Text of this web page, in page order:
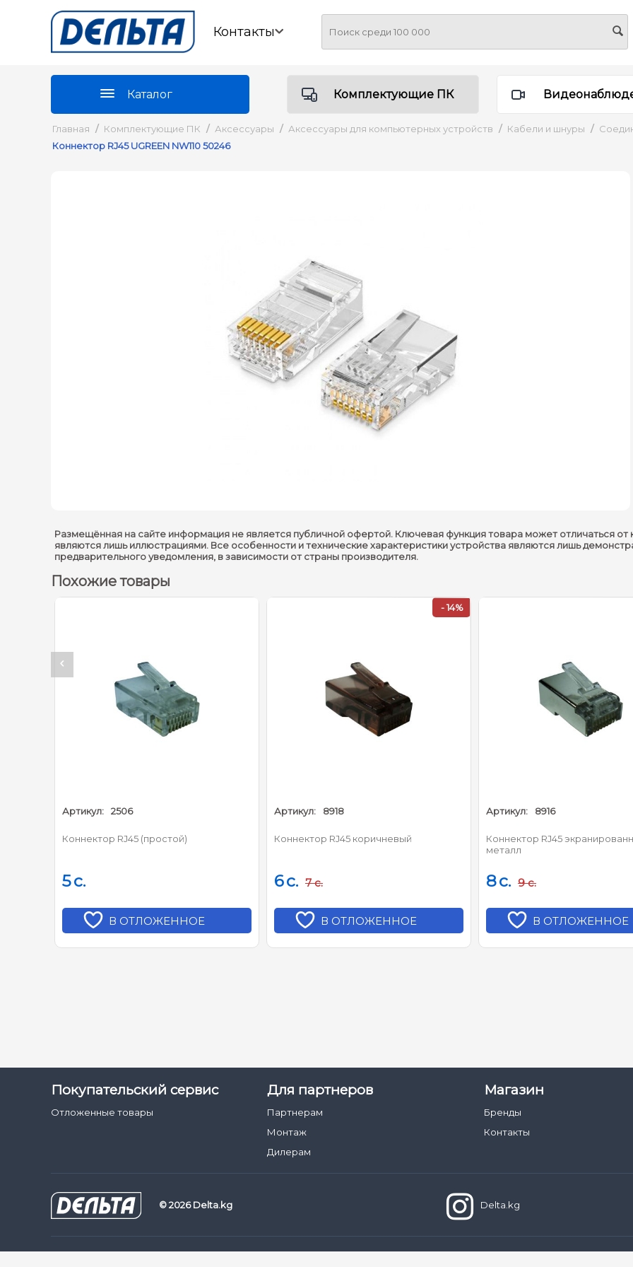
Контакты
Каталог Комплектующие ПК
Главная / Комплектующие ПК / Аксессуары / Аксессуары для компьютерных устройств / Кабели и шнуры /
Коннектор RJ45 UGREEN NW110 50246
Размещённая на сайте информация не является публичной офертой. Ключевая функция товара может отличаться
являются лишь иллюстрациями. Все особенности и технические характеристики устройства являются лишь
предварительного уведомления, в зависимости от страны производителя.
Похожие товары
Артикул: 2506
Коннектор RJ45 (простой)
5c.
В ОТЛОЖЕННОЕ
- 14%
Артикул: 8918
Коннектор RJ45 коричневый
6c. 7 c.
В ОТЛОЖЕННОЕ
Артикул: 8916
Коннектор RJ45
металл
8c. 9 c.
В ОТЛОЖЕННОЕ
Покупательский сервис
Отложенные товары
Для партнеров
Партнерам
Монтаж
Дилерам
Магазин
Бренды
Контакты
© 2026 Delta.kg Delta.kg